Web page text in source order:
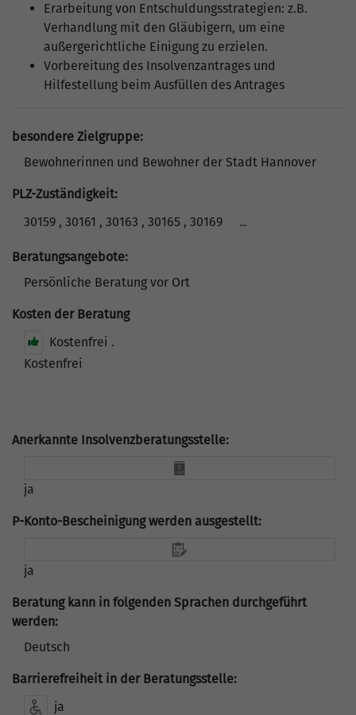
Erarbeitung von Entschuldungsstrategien: z.B.
Verhandlung mit den Gläubigern, um eine
außergerichtliche Einigung zu erzielen.
Vorbereitung des Insolvenzantrages und
Hilfestellung beim Ausfüllen des Antrages
besondere Zielgruppe:
Bewohnerinnen und Bewohner der Stadt Hannover
PLZ-Zuständigkeit:
30159 , 30161 , 30163 , 30165 , 30169
...
Beratungsangebote:
Persönliche Beratung vor Ort
Kosten der Beratung
Kostenfrei .
Kostenfrei
Anerkannte Insolvenzberatungsstelle:
ja
P-Konto-Bescheinigung werden ausgestellt:
ja
Beratung kann in folgenden Sprachen durchgeführt
werden:
Deutsch
Barrierefreiheit in der Beratungsstelle:
ja